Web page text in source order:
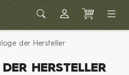
der Hersteller
HERSTELLER